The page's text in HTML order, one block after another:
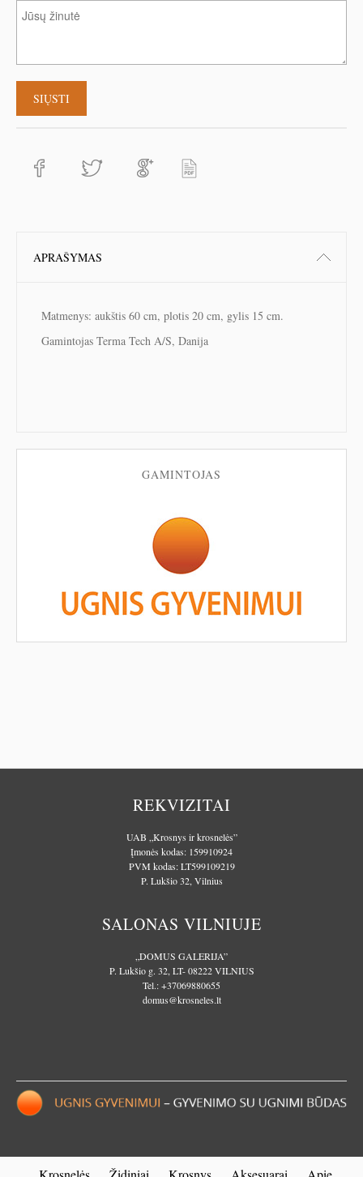
APRAŠYMAS
Matmenys: aukštis 60 cm, plotis 20 cm, gylis 15 cm.
Gamintojas Terma Tech A/S, Danija
GAMINTOJAS
REKVIZITAI
UAB „Krosnys ir krosnelės”
Įmonės kodas: 159910924
PVM kodas: LT599109219
P. Lukšio 32, Vilnius
SALONAS VILNIUJE
„DOMUS GALERIJA”
P. Lukšio g. 32, LT- 08222 VILNIUS
Tel.:+37069880655
domus@krosneles.lt